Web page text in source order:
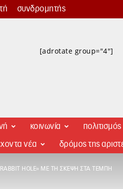
συνδρομητής
[adrotate group="4"]
κοινωνία πολιτισμός
νέα δρόμος της
HOLE» ΜΕ ΤΗ ΣΚΈΨΗ ΣΤΑ ΤΈΜΠΗ